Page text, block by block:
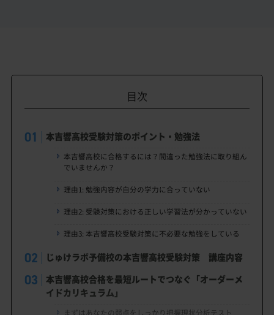
目次
本吉響高校受験対策のポイント・勉強法
本吉響高校に合格するには？間違った勉強法に取り組ん
でいませんか？
理由1: 勉強内容が自分の学力に合っていない
理由2: 受験対策における正しい学習法が分かっていない
理由3: 本吉響高校受験対策に不必要な勉強をしている
じゅけラボ予備校の本吉響高校受験対策 講座内容
本吉響高校合格を最短ルートでつなぐ「オーダーメ
イドカリキュラム」
まずはあなたの弱点をしっかり把握現状分析テスト